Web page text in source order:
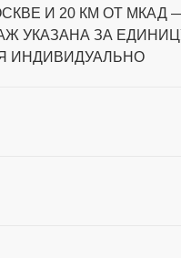
И 20 КМ ОТ МКАД —
УКАЗАНА ЗА
ИНДИВИДУАЛЬНО